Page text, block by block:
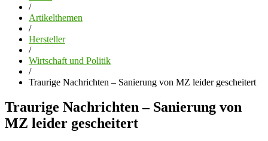
/
Artikelthemen
/
Hersteller
/
Wirtschaft und Politik
/
Traurige Nachrichten – Sanierung von MZ leider gescheitert
Traurige Nachrichten – Sanierung von
MZ leider gescheitert